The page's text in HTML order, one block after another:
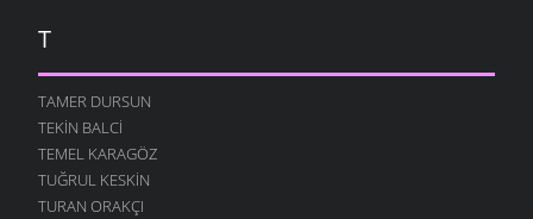
T
TAMER DURSUN
TEKIN BALCI
TEMEL KARAGÖZ
TUĞRUL KESKIN
TURAN ORAKÇI